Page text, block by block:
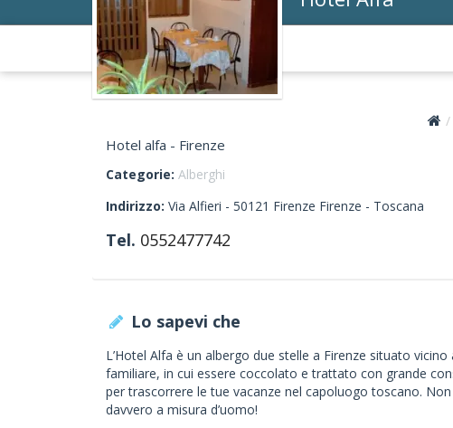
Hotel alfa - Firenze
Categorie: Alberghi
Indirizzo: Via Alfieri - 50121 Firenze Firenze - Toscana
Tel. 0552477742
Lo sapevi che
L’Hotel Alfa è un albergo due stelle a Firenze situato
familiare, in cui essere coccolato e trattato con grande
per trascorrere le tue vacanze nel capoluogo toscano.
davvero a misura d’uomo!